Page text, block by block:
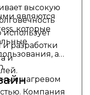
высокую
разработки
и
являются
которые
а
нагревом
Компания